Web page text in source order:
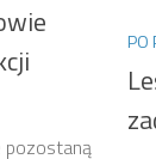
pozostaną
PO